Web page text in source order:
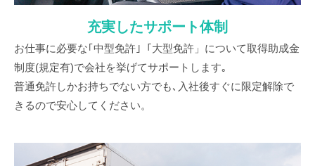
充実したサポート体制
お仕事に必要な｢中型免許｣「大型免許」について取得助成金
制度(規定有)で会社を挙げてサポートします｡
普通免許しかお持ちでない方でも､入社後すぐに限定解除で
きるので安心してください。